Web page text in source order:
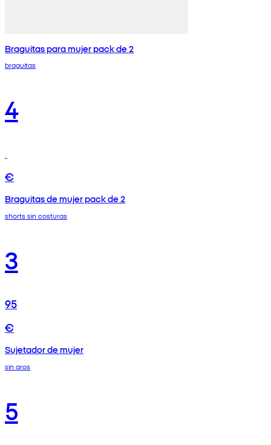
Braguitas para mujer pack de 2
braguitas
4
€
Braguitas de mujer pack de 2
shorts sin costuras
3
95
€
Sujetador de mujer
sin aros
5